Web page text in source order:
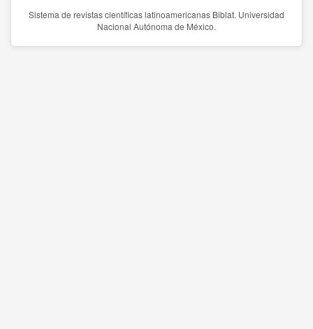
Sistema de revistas científicas latinoamericanas Biblat. Universidad
Nacional Autónoma de México.